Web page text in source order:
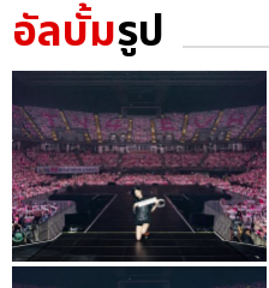
อัลบั้มรูป